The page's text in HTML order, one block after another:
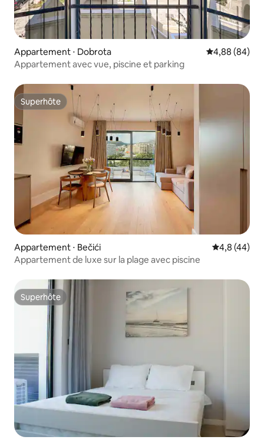
Appartement ⋅ Dobrota Évaluation
4,88 (84)
Appartement avec vue, piscine et parking
Superhôte
Superhôte
Appartement ⋅ Bečići Évaluation
4,8 (44)
Appartement de luxe sur la plage avec piscine
Superhôte
Superhôte